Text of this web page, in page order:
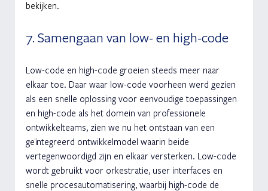
bekijken.
7. Samengaan van low- en high-code
Low-code en high-code groeien steeds meer naar
elkaar toe. Daar waar low-code voorheen werd gezien
als een snelle oplossing voor eenvoudige toepassingen
en high-code als het domein van professionele
ontwikkelteams, zien we nu het ontstaan van een
geïntegreerd ontwikkelmodel waarin beide
vertegenwoordigd zijn en elkaar versterken. Low-code
wordt gebruikt voor orkestratie, user interfaces en
snelle procesautomatisering, waarbij high-code de